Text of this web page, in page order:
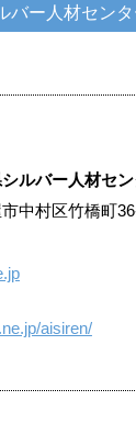
バー人材センタ
ルバー人材セン
中村区竹橋
aisiren/